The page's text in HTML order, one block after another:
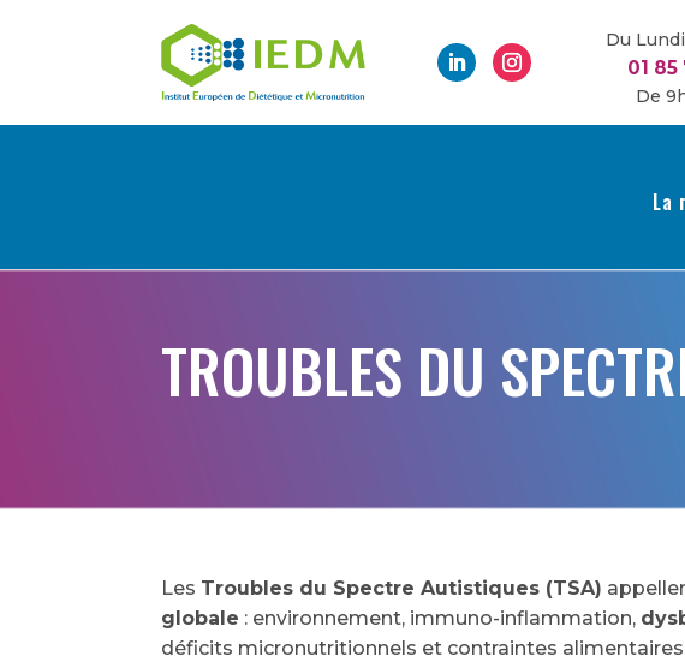
Du
01
De
La
TROUBLES DU
Les Troubles du Spectre Autistiques (TSA)
globale : environnement, immuno-inflammation,
déficits micronutritionnels et contraintes